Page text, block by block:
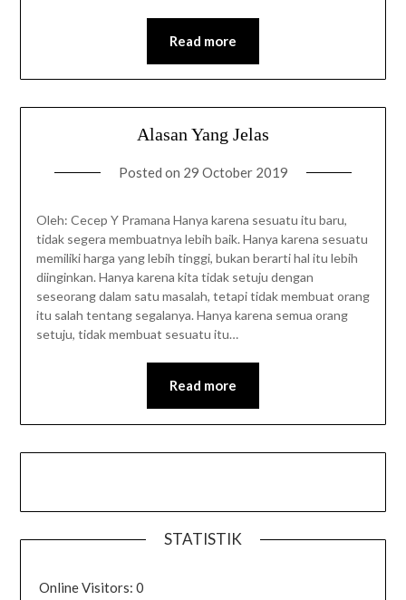
Read more
Alasan Yang Jelas
Posted on 29 October 2019
Oleh: Cecep Y Pramana Hanya karena sesuatu itu baru,
tidak segera membuatnya lebih baik. Hanya karena sesuatu
memiliki harga yang lebih tinggi, bukan berarti hal itu lebih
diinginkan. Hanya karena kita tidak setuju dengan
seseorang dalam satu masalah, tetapi tidak membuat orang
itu salah tentang segalanya. Hanya karena semua orang
setuju, tidak membuat sesuatu itu…
Read more
STATISTIK
Online Visitors:0